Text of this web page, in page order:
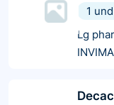
1 und
Lg